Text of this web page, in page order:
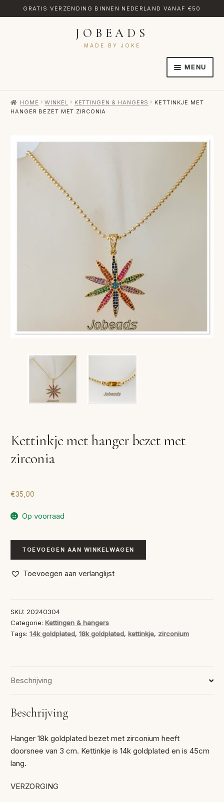
GRATIS VERZENDING BINNEN NEDERLAND VANAF €50
JOBEADS
MADE BY JOKE
MENU
AFREKENEN
CONTACT
MIJN ACCOUNT
RETOURNEREN
HOME WINKEL KETTINGEN & HANGERS
KETTINKJE MET
HANGER BEZET MET ZIRCONIA
Kettinkje met hanger bezet met
zirconia
€35,00
Op voorraad
Kettinkje
met
hanger
zirconia
aantal
TOEVOEGEN AAN WINKELWAGEN
Toevoegen aan verlanglijst
SKU: 20240304
Categorie:Kettingen & hangers
Tags:14k goldplated,18k goldplated,kettinkje, zirconium
Beschrijving
Beschrijving
Hanger 18k goldplated bezet met zirconium heeft
doorsnee van 3 cm. Kettinkje is 14k goldplated en is 45cm
lang.
VERZORGING